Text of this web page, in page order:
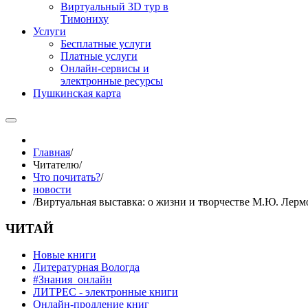
Виртуальный 3D тур в
Тимониху
Услуги
Бесплатные услуги
Платные услуги
Онлайн-сервисы и
электронные ресурсы
Пушкинская карта
Главная/
Читателю/
Что почитать?/
новости
/Виртуальная выставка: о жизни и творчестве М.Ю.
ЧИТАЙ
Новые книги
Литературная Вологда
#Знания_онлайн
ЛИТРЕС - электронные книги
Онлайн-продление книг